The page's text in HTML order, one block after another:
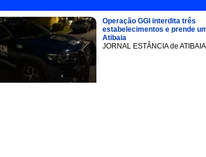
Operação GGI interdita três
estabelecimentos e prende
Atibaia
JORNAL ESTÂNCIA de ATIBAIA